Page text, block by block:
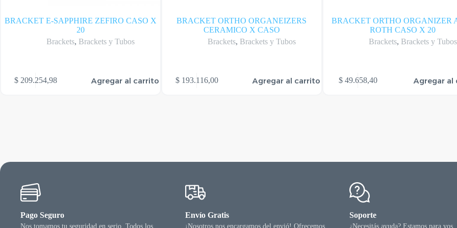
BRACKET E-SAPPHIRE ZEFIRO CASO X
20
Brackets, Brackets y Tubos
$209.254,98 Agregar al carrito
BRACKET ORTHO ORGANEIZERS
CERAMICO X CASO
Brackets, Brackets y Tubos
$193.116,00 Agregar al carrito
BRACKET ORTHO ORGANIZER
ROTH CASO X 20
Brackets, Brackets y Tubos
$49.658,40 Agregar al
Pago Seguro
Nos tomamos tu seguridad en serio. Todos los
Envío Gratis
¡Nosotros nos encargamos del envió! Ofrecemos
Soporte
¿Necesitás ayuda? Estamos para